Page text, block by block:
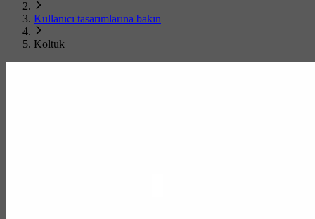
Kullanıcı tasarımlarına bakın
Koltuk